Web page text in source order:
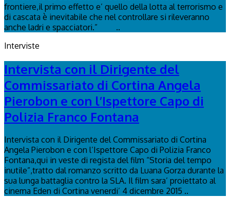
frontiere,il primo effetto e’ quello della lotta al terrorismo e
di cascata è inevitabile che nel controllare si rileveranno
anche ladri e spacciatori.” ..
Interviste
Intervista con il Dirigente del
Commissariato di Cortina Angela
Pierobon e con l’Ispettore Capo di
Polizia Franco Fontana
Intervista con il Dirigente del Commissariato di Cortina
Angela Pierobon e con l’Ispettore Capo di Polizia Franco
Fontana,qui in veste di regista del film “Storia del tempo
inutile”,tratto dal romanzo scritto da Luana Gorza durante la
sua lunga battaglia contro la SLA. Il film sara’ proiettato al
cinema Eden di Cortina venerdi’ 4 dicembre 2015​ ..